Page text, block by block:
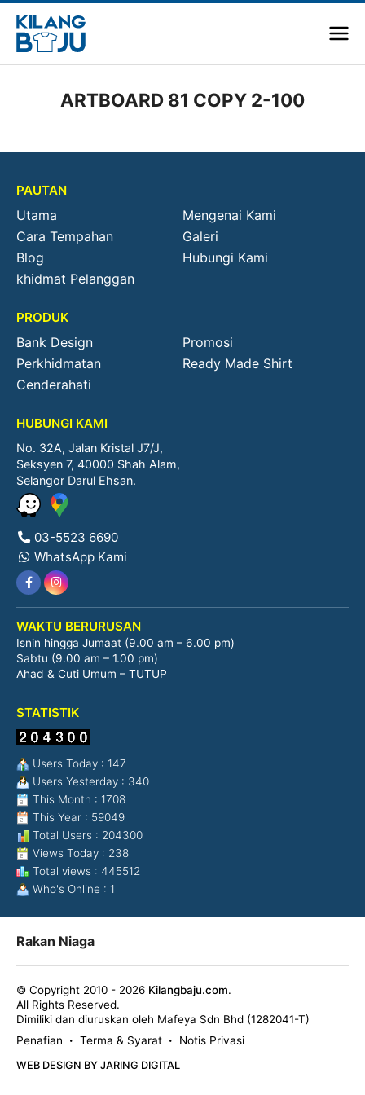
ARTBOARD 81 COPY 2-100
PAUTAN
Utama
Mengenai Kami
Cara Tempahan
Galeri
Blog
Hubungi Kami
khidmat Pelanggan
PRODUK
Bank Design
Promosi
Perkhidmatan
Ready Made Shirt
Cenderahati
HUBUNGI KAMI
No. 32A, Jalan Kristal J7/J,
Seksyen 7, 40000 Shah Alam,
Selangor Darul Ehsan.
03-5523 6690
WhatsApp Kami
WAKTU BERURUSAN
Isnin hingga Jumaat (9.00 am – 6.00 pm)
Sabtu (9.00 am – 1.00 pm)
Ahad & Cuti Umum – TUTUP
STATISTIK
Users Today : 147
Users Yesterday : 340
This Month : 1708
This Year : 59049
Total Users : 204300
Views Today : 238
Total views : 445512
Who's Online : 1
Rakan Niaga
© Copyright 2010 - 2026 Kilangbaju.com.
All Rights Reserved.
Dimiliki dan diuruskan oleh Mafeya Sdn Bhd (1282041-T)
Penafian
• Terma & Syarat • Notis Privasi
WEB DESIGN BY JARING DIGITAL